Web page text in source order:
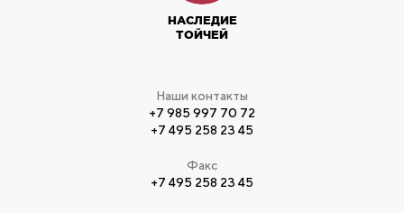
НАСЛЕДИЕ
ТОЙЧЕЙ
Наши контакты
+7 985 997 70 72
+7 495 258 23 45
Факс
+7 495 258 23 45